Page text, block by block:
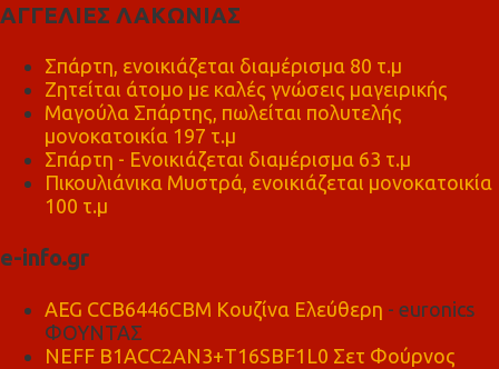
ΑΓΓΕΛΙΕΣ ΛΑΚΩΝΙΑΣ
Σπάρτη, ενοικιάζεται διαμέρισμα 80 τ.μ
Ζητείται άτομο με καλές γνώσεις μαγειρικής
Μαγούλα Σπάρτης, πωλείται πολυτελής
μονοκατοικία 197 τ.μ
Σπάρτη - Ενοικιάζεται διαμέρισμα 63 τ.μ
Πικουλιάνικα Μυστρά, ενοικιάζεται μονοκατοικία
100 τ.μ
e-info.gr
AEG CCB6446CBM Κουζίνα Ελεύθερη - euronics
ΦΟΥΝΤΑΣ
NEFF B1ACC2AN3+T16SBF1L0 Σετ Φούρνος